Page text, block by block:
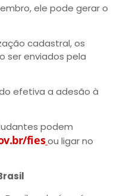
ele pode gerar o
cadastral, os
ser enviados pela
efetiva a adesão à
podem
fiesou ligar no